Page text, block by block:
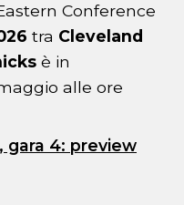
Conference
tra Cleveland
è in
alle ore
gara 4: preview